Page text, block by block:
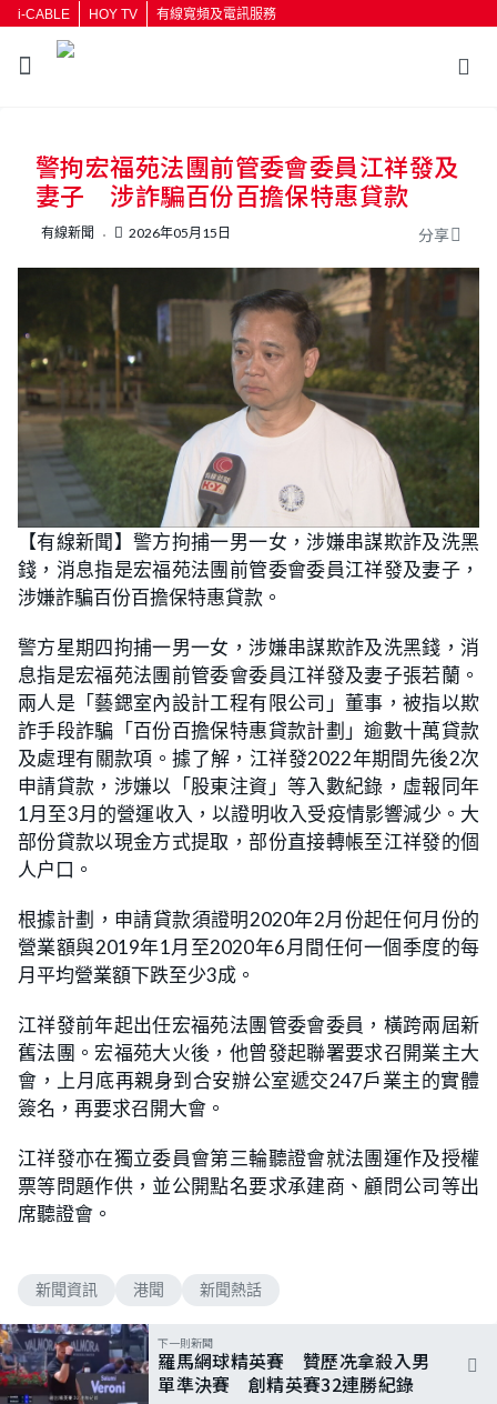
i-CABLE HOY TV 有線寬頻及電訊服務
按輸入鍵開始搜尋
警拘宏福苑法團前管委會委員江祥發及
妻子 涉詐騙百份百擔保特惠貸款
有線新聞 2026年05月15日 分享
【有線新聞】警方拘捕一男一女，涉嫌串謀欺詐及洗黑
錢，消息指是宏福苑法團前管委會委員江祥發及妻子，
涉嫌詐騙百份百擔保特惠貸款。
警方星期四拘捕一男一女，涉嫌串謀欺詐及洗黑錢，消
息指是宏福苑法團前管委會委員江祥發及妻子張若蘭。
兩人是「藝鍶室內設計工程有限公司」董事，被指以欺
詐手段詐騙「百份百擔保特惠貸款計劃」逾數十萬貸款
及處理有關款項。據了解，江祥發2022年期間先後2次
申請貸款，涉嫌以「股東注資」等入數紀錄，虛報同年
1月至3月的營運收入，以證明收入受疫情影響減少。大
部份貸款以現金方式提取，部份直接轉帳至江祥發的個
人户口。
根據計劃，申請貸款須證明2020年2月份起任何月份的
營業額與2019年1月至2020年6月間任何一個季度的每
月平均營業額下跌至少3成。
江祥發前年起出任宏福苑法團管委會委員，橫跨兩屆新
舊法團。宏福苑大火後，他曾發起聯署要求召開業主大
會，上月底再親身到合安辦公室遞交247戶業主的實體
簽名，再要求召開大會。
江祥發亦在獨立委員會第三輪聽證會就法團運作及授權
票等問題作供，並公開點名要求承建商、顧問公司等出
席聽證會。
新聞資訊 港聞 新聞熱話
下一則新聞
羅馬網球精英賽 贊歷冼拿殺入男
單準決賽 創精英賽32連勝紀錄